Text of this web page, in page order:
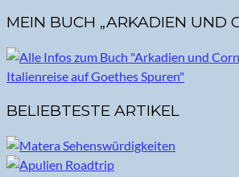
MEIN BUCH „ARKADIEN UND
BELIEBTESTE ARTIKEL